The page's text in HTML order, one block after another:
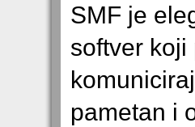
SMF je
softver
pametan i